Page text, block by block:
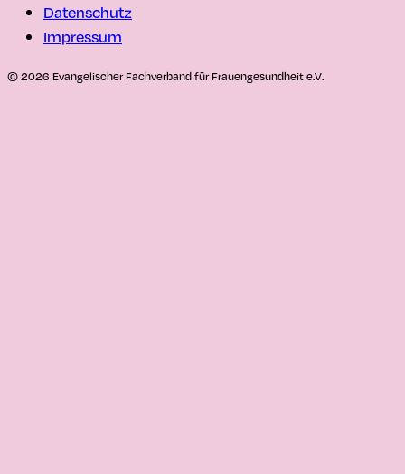
Datenschutz
Impressum
© 2026 Evangelischer Fachverband für Frauengesundheit e.V.